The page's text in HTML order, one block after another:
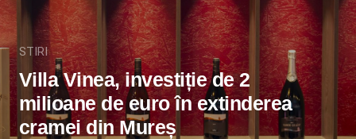
STIRI
Villa Vinea, investiție de 2
milioane de euro în extinderea
cramei din Mureș